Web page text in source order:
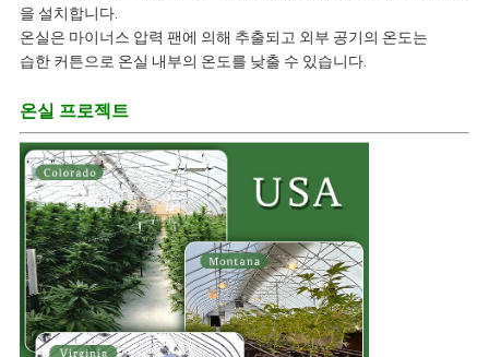
을 설치합니다.
온실은 마이너스 압력 팬에 의해 추출되고 외부 공기의 온도는
습한 커튼으로 온실 내부의 온도를 낮출 수 있습니다.
온실 프로젝트